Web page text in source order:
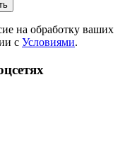
на обработку ваших
с Условиями.